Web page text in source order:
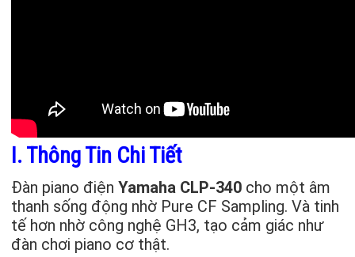
I. Thông Tin Chi Tiết
Đàn piano điệnYamaha CLP-340 cho một âm
thanh sống động nhờ Pure CF Sampling. Và tinh
tế hơn nhờ công nghệ GH3, tạo cảm giác như
đàn chơi piano cơ thật.